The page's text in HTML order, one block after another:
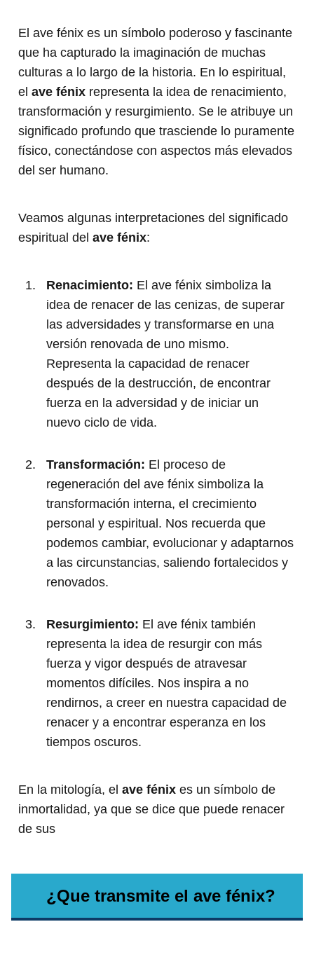
El ave fénix es un símbolo poderoso y fascinante
que ha capturado la imaginación de muchas
culturas a lo largo de la historia. En lo espiritual,
el ave fénix representa la idea de renacimiento,
transformación y resurgimiento. Se le atribuye un
significado profundo que trasciende lo puramente
físico, conectándose con aspectos más elevados
del ser humano.
Veamos algunas interpretaciones del significado
espiritual del ave fénix:
Renacimiento: El ave fénix simboliza la
idea de renacer de las cenizas, de superar
las adversidades y transformarse en una
versión renovada de uno mismo.
Representa la capacidad de renacer
después de la destrucción, de encontrar
fuerza en la adversidad y de iniciar un
nuevo ciclo de vida.
Transformación: El proceso de
regeneración del ave fénix simboliza la
transformación interna, el crecimiento
personal y espiritual. Nos recuerda que
podemos cambiar, evolucionar y adaptarnos
a las circunstancias, saliendo fortalecidos y
renovados.
Resurgimiento: El ave fénix también
representa la idea de resurgir con más
fuerza y ​​vigor después de atravesar
momentos difíciles. Nos inspira a no
rendirnos, a creer en nuestra capacidad de
renacer y a encontrar esperanza en los
tiempos oscuros.
En la mitología, el ave fénix es un símbolo de
inmortalidad, ya que se dice que puede renacer
de sus
¿Que transmite el ave fénix?